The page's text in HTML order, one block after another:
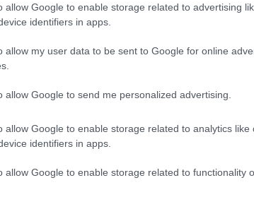
allow Google to enable storage related to advertising
identifiers in apps.
allow my user data to be sent to Google for online
allow Google to send me personalized advertising.
allow Google to enable storage related to analytics like
identifiers in apps.
allow Google to enable storage related to functionality